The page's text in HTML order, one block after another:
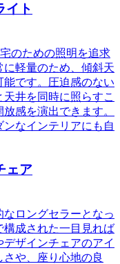
イト
のための照明を追求
に軽量のため、傾斜天
です。圧迫感のない
井を同時に照らすこ
感を演出できます。
ンなインテリアにも自
ェア
なロングセラーとなっ
構成された一目見れば
ザインチェアのアイ
や、座り心地の良